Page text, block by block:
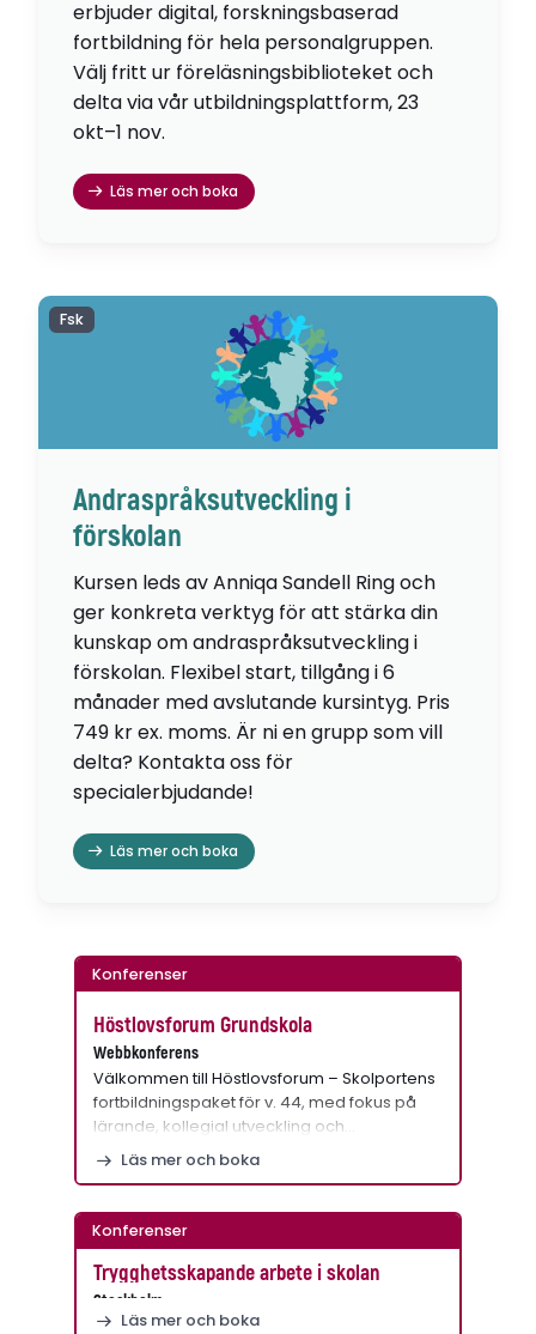
erbjuder digital, forskningsbaserad
fortbildning för hela personalgruppen.
Välj fritt ur föreläsningsbiblioteket och
delta via vår utbildningsplattform, 23
okt–1 nov.
Läs mer och boka
Andraspråksutveckling i
förskolan
Kursen leds av Anniqa Sandell Ring och
ger konkreta verktyg för att stärka din
kunskap om andraspråksutveckling i
förskolan. Flexibel start, tillgång i 6
månader med avslutande kursintyg. Pris
749 kr ex. moms. Är ni en grupp som vill
delta? Kontakta oss för
specialerbjudande!
Läs mer och boka
Fsk
Konferenser
Höstlovsforum Grundskola
Webbkonferens
Välkommen till Höstlovsforum – Skolportens
fortbildningspaket för v. 44, med fokus på
lärande, kollegial utveckling och…
Läs mer och boka
Konferenser
Trygghetsskapande arbete i skolan
Stockholm
Läs mer och boka